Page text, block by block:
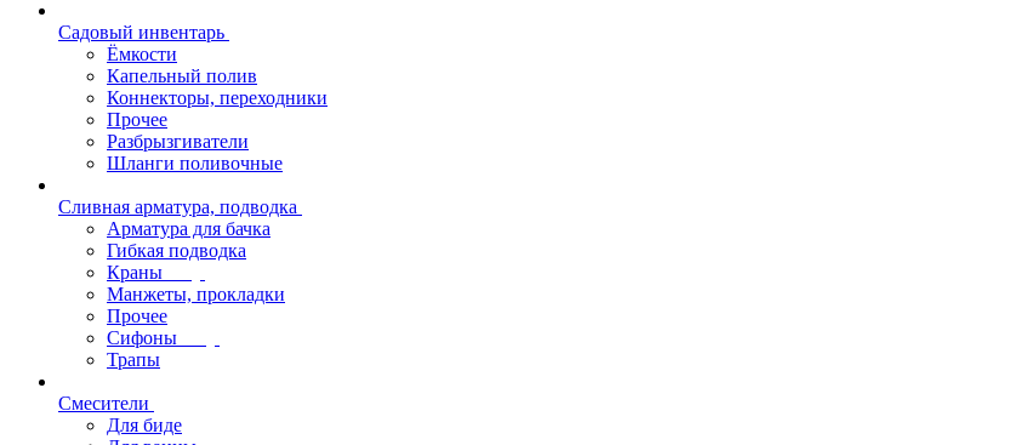
Садовый инвентарь
Ёмкости
Капельный полив
Коннекторы, переходники
Прочее
Разбрызгиватели
Шланги поливочные
Сливная арматура, подводка
Арматура для бачка
Гибкая подводка
Краны
Манжеты, прокладки
Прочее
Сифоны
Трапы
Смесители
Для биде